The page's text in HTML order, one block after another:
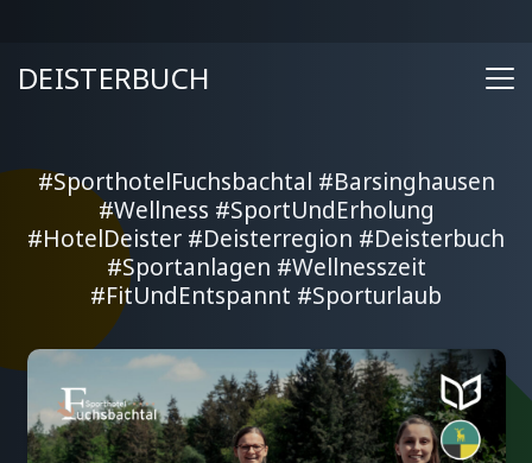
DEISTERBUCH
#SporthotelFuchsbachtal #Barsinghausen
#Wellness #SportUndErholung
#HotelDeister #Deisterregion #Deisterbuch
#Sportanlagen #Wellnesszeit
#FitUndEntspannt #Sporturlaub